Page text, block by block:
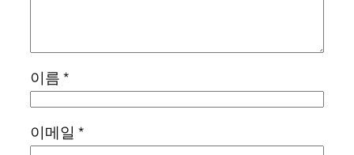
이름*
이메일 *